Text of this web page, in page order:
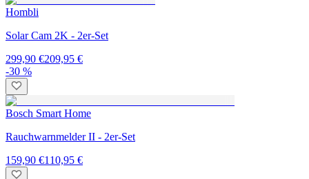
Hombli
Solar Cam 2K - 2er-Set
299,90 €209,95 €
-30 %
Bosch Smart Home
Rauchwarnmelder II - 2er-Set
159,90 €110,95 €